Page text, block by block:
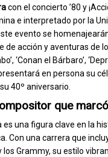
con el concierto ’80 y
e interpretado por la
evento se
de acción y aventuras de
‘Conan el Bárbaro’,
en persona su
40º aniversario.
que
es una figura clave en la
Con una carrera que
los Grammy, su estilo